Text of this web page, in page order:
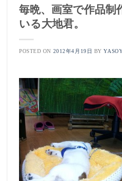
毎晩、画室で作品制
いる大地君。
POSTED ON 2012年4月19日 BY